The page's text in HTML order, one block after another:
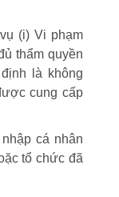
(i) Vi phạm
thẩm quyền
là không
cung cấp
cá nhân
tổ chức đã